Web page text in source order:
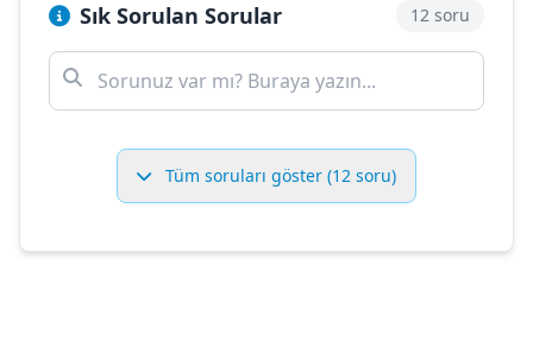
Sık Sorulan Sorular 12 soru
Tüm soruları göster (12 soru)